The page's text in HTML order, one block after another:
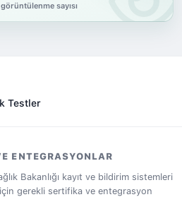
sayısı
Testler
ENTEGRASYONLAR
Bakanlığı kayıt ve bildirim sistemleri
gerekli sertifika ve entegrasyon